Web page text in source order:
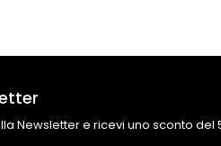
Newsletter e ricevi uno sconto del